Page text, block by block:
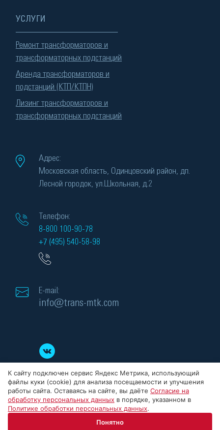
УСЛУГИ
Ремонт трансформаторов и
трансформаторных подстанций
Аренда трансформаторов и
подстанций (КТП/КТПН)
Лизинг трансформаторов и
трансформаторных подстанций
Адрес:
Московская область, Одинцовский район, дп.
Лесной городок, ул.Школьная, д.2
Телефон:
8-800 100-90-78
+7 (495) 540-58-98
E-mail:
info@trans-mtk.com
К сайту подключен сервис Яндекс Метрика, использующий
файлы куки (cookie) для анализа посещаемости и улучшения
работы сайта. Оставаясь на сайте, вы даёте Согласие на
обработку персональных данных в порядке, указанном в
Политике обработки персональных данных.
Понятно